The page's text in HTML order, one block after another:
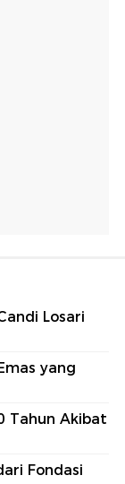
Losari
yang
Tahun Akibat
Fondasi